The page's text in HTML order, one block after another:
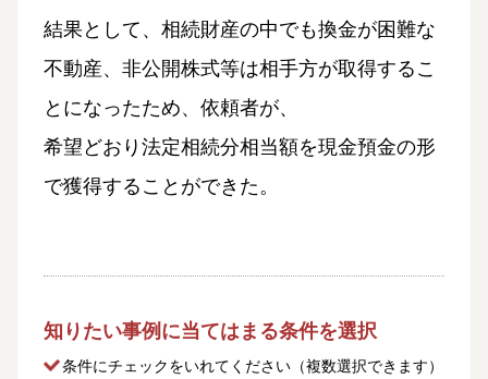
結果として、相続財産の中でも換金が困難な
不動産、非公開株式等は相手方が取得するこ
とになったため、依頼者が、
希望どおり法定相続分相当額を現金預金の形
で獲得することができた。
知りたい事例に当てはまる条件を選択
条件にチェックをいれてください（複数選択できます）